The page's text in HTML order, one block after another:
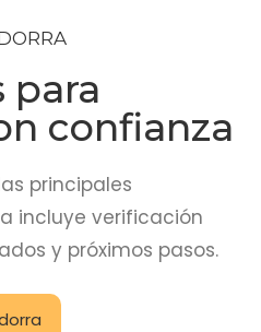
para
confianza
principales
incluye verificación
y próximos pasos.